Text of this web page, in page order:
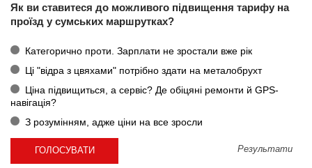
Як ви ставитеся до можливого підвищення тарифу на
проїзд у сумських маршрутках?
Категорично проти. Зарплати не зростали вже рік
Ці "відра з цвяхами" потрібно здати на металобрухт
Ціна підвищиться, а сервіс? Де обіцяні ремонти й GPS-
навігація?
З розумінням, адже ціни на все зросли
Результати